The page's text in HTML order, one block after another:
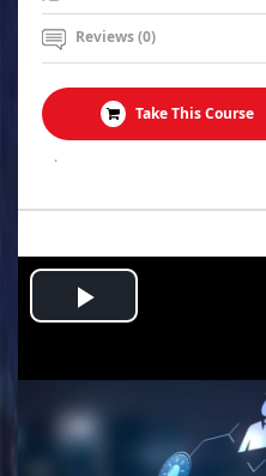
Reviews (0)
Take This Course
.
Play
Video